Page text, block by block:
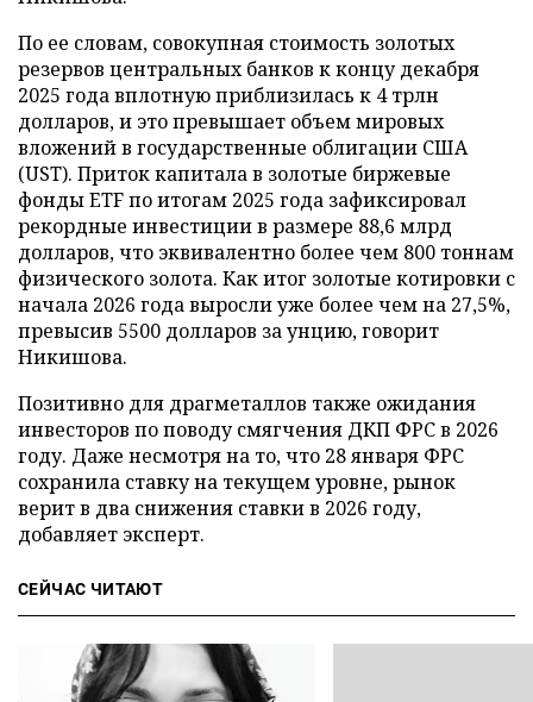
По ее словам, совокупная стоимость золотых
резервов центральных банков к концу декабря
2025 года вплотную приблизилась к 4 трлн
долларов, и это превышает объем мировых
вложений в государственные облигации США
(UST). Приток капитала в золотые биржевые
фонды ETF по итогам 2025 года зафиксировал
рекордные инвестиции в размере 88,6 млрд
долларов, что эквивалентно более чем 800 тоннам
физического золота. Как итог золотые котировки с
начала 2026 года выросли уже более чем на 27,5%,
превысив 5500 долларов за унцию, говорит
Никишова.
Позитивно для драгметаллов также ожидания
инвесторов по поводу смягчения ДКП ФРС в 2026
году. Даже несмотря на то, что 28 января ФРС
сохранила ставку на текущем уровне, рынок
верит в два снижения ставки в 2026 году,
добавляет эксперт.
СЕЙЧАС ЧИТАЮТ